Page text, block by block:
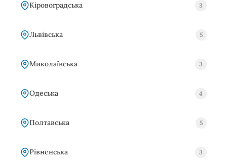
Кіровоградська 3
Львівська 5
Миколаївська 3
Одеська 4
Полтавська 5
Рівненська 3